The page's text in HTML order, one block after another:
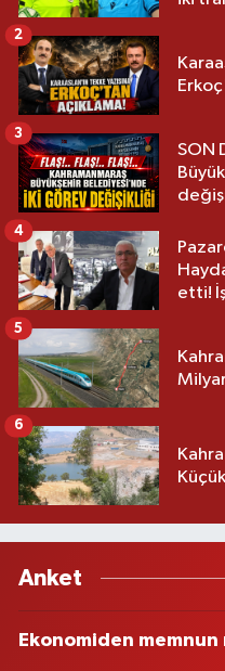
2
SON
3
etti!
4
5
6
Anket
Ekonomiden memnun